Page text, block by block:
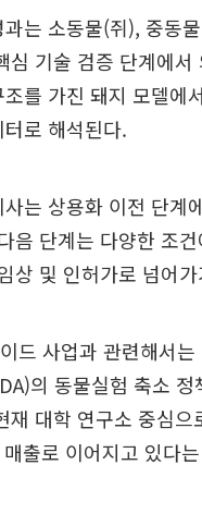
과는 소동물(쥐), 중동
심 기술 검증 단계에
조를 가진 돼지 모델에
로 해석된다.
사는 상용화 이전 단계
음 단계는 다양한 조
상 및 인허가로 넘어
드 사업과 관련해서
의 동물실험 축소
재 대학 연구소 중심
출로 이어지고 있다